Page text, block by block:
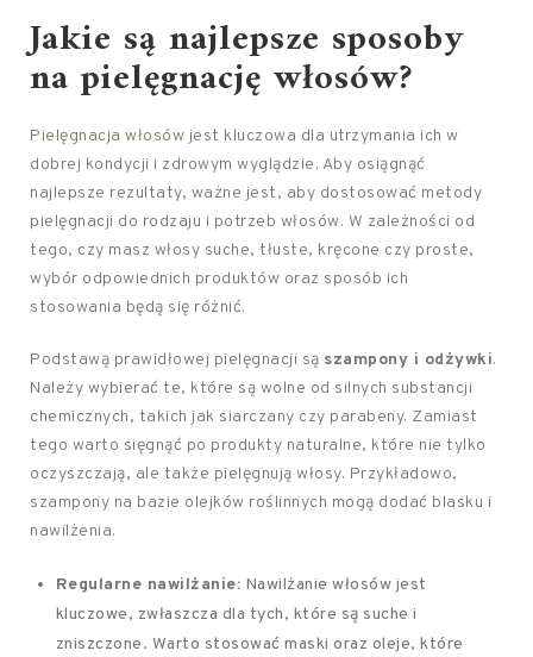
Jakie są najlepsze sposoby
na pielęgnację włosów?
Pielęgnacja włosów jest kluczowa dla utrzymania ich w
dobrej kondycji i zdrowym wyglądzie. Aby osiągnąć
najlepsze rezultaty, ważne jest, aby dostosować metody
pielęgnacji do rodzaju i potrzeb włosów. W zależności od
tego, czy masz włosy suche, tłuste, kręcone czy proste,
wybór odpowiednich produktów oraz sposób ich
stosowania będą się różnić.
Podstawą prawidłowej pielęgnacji są szampony i odżywki.
Należy wybierać te, które są wolne od silnych substancji
chemicznych, takich jak siarczany czy parabeny. Zamiast
tego warto sięgnąć po produkty naturalne, które nie tylko
oczyszczają, ale także pielęgnują włosy. Przykładowo,
szampony na bazie olejków roślinnych mogą dodać blasku i
nawilżenia.
Regularne nawilżanie: Nawilżanie włosów jest
kluczowe, zwłaszcza dla tych, które są suche i
zniszczone. Warto stosować maski oraz oleje, które